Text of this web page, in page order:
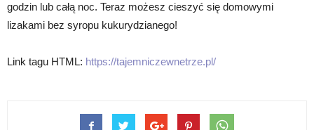
godzin lub całą noc. Teraz możesz cieszyć się domowymi
lizakami bez syropu kukurydzianego!
Link tagu HTML: https://tajemniczewnetrze.pl/